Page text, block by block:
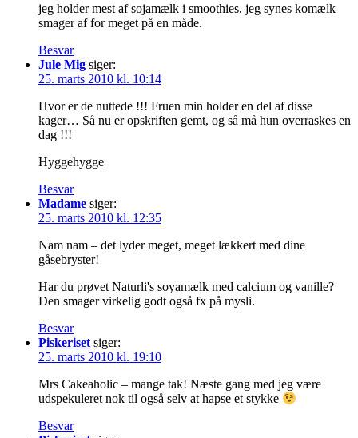
jeg holder mest af sojamælk i smoothies, jeg synes komælk
smager af for meget på en måde.
Besvar
Jule Mig siger:
25. marts 2010 kl. 10:14
Hvor er de nuttede !!! Fruen min holder en del af disse
kager… Så nu er opskriften gemt, og så må hun overraskes en
dag !!!
Hyggehygge
Besvar
Madame siger:
25. marts 2010 kl. 12:35
Nam nam – det lyder meget, meget lækkert med dine
gåsebryster!
Har du prøvet Naturli's soyamælk med calcium og vanille?
Den smager virkelig godt også fx på mysli.
Besvar
Piskeriset siger:
25. marts 2010 kl. 19:10
Mrs Cakeaholic – mange tak! Næste gang med jeg være
udspekuleret nok til også selv at hapse et stykke
Besvar